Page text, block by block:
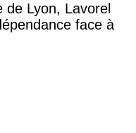
de Lyon, Lavorel
face à